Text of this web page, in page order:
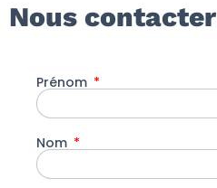
Nous contacter
Prénom
Nom